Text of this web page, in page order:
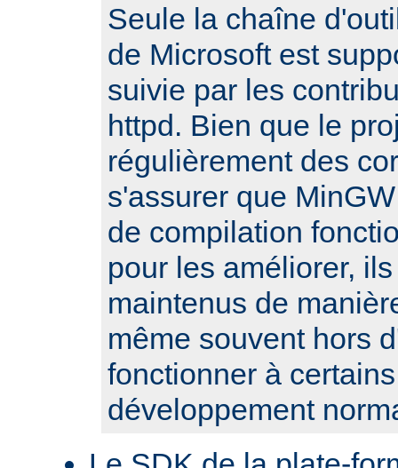
Seule la chaîne
de Microsoft est
suivie par les
httpd. Bien que le
régulièrement des
s'assurer que
de compilation
pour les améliorer,
maintenus de
même souvent hors
fonctionner à
développement